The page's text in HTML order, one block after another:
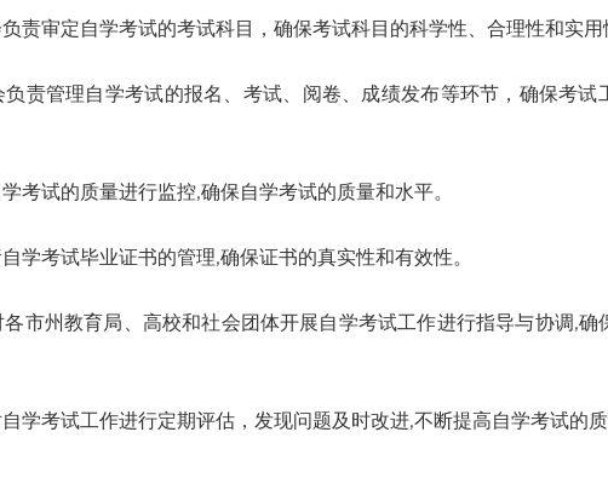
审定自学考试的考试科目，确保考试科目的科学性、合理性和实用
管理自学考试的报名、考试、阅卷、成绩发布等环节，确保考试
试的质量进行监控,确保自学考试的质量和水平。
考试毕业证书的管理,确保证书的真实性和有效性。
州教育局、高校和社会团体开展自学考试工作进行指导与协调,确
考试工作进行定期评估，发现问题及时改进,不断提高自学考试的质